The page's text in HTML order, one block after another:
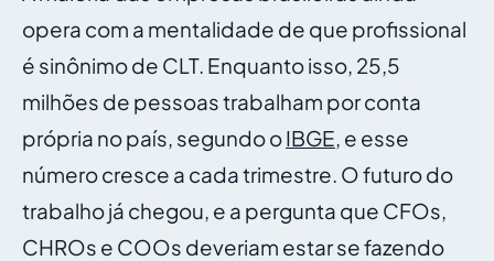
opera com a mentalidade de que profissional
é sinônimo de CLT. Enquanto isso, 25,5
milhões de pessoas trabalham por conta
própria no país, segundo oIBGE, e esse
número cresce a cada trimestre. O futuro do
trabalho já chegou, e a pergunta que CFOs,
CHROs e COOs deveriam estar se fazendo